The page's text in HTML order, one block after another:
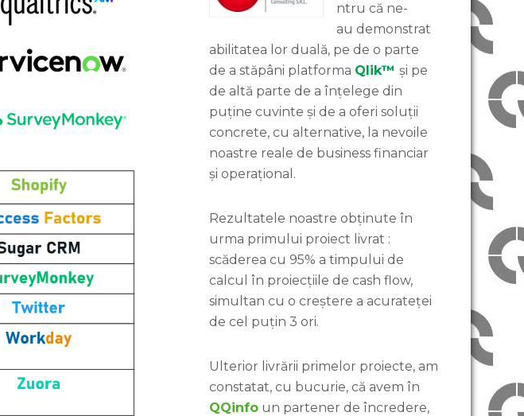
ntru că ne-
au demonstrat
abilitatea lor duală, pe de o parte
de a stăpâni platforma Qlik™ și pe
de altă parte de a înțelege din
puține cuvinte și de a oferi soluții
concrete, cu alternative, la nevoile
noastre reale de business financiar
și operațional.
Rezultatele noastre obținute în
urma primului proiect livrat :
scăderea cu 95% a timpului de
calcul în proiecțiile de cash flow,
simultan cu o creștere a acurateței
de cel puțin 3 ori.
Ulterior livrării primelor proiecte, am
constatat, cu bucurie, că avem în
QQinfo un partener de încredere,